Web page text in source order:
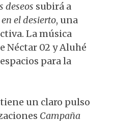
deseos subirá a
el desierto, una
La música
Néctar 02 y Aluhé
para la
un claro pulso
Campaña